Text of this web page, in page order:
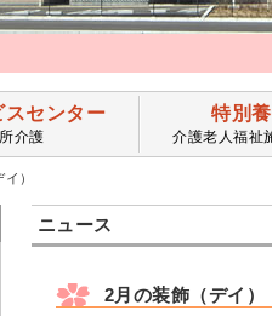
スセンター
介護
特別
介護老人福祉
）
ニュース
2月の装飾（デイ）